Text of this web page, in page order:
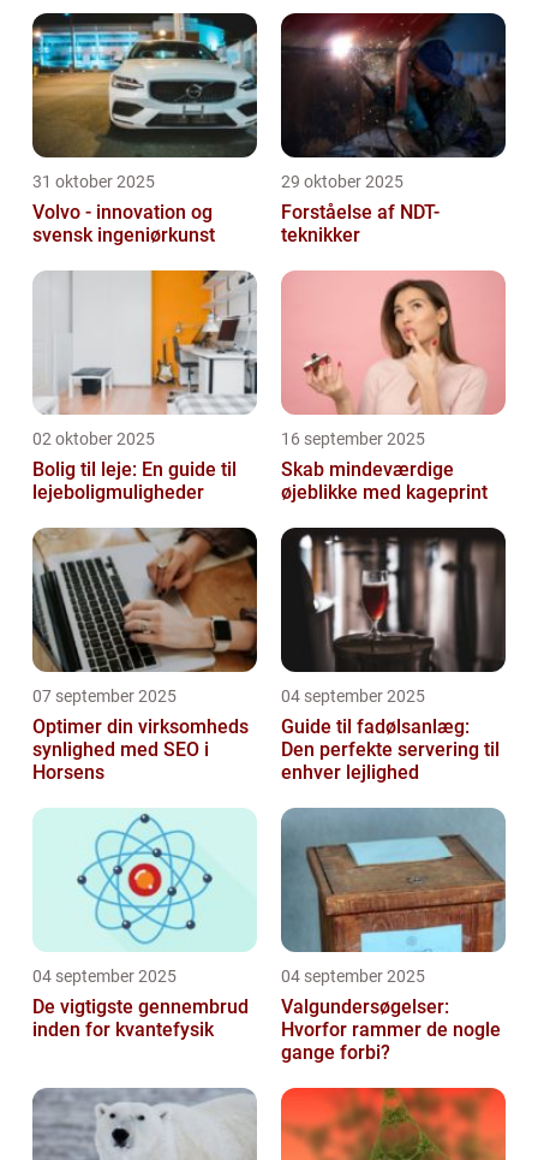
31 oktober 2025
Volvo - innovation og
svensk ingeniørkunst
29 oktober 2025
Forståelse af NDT-
teknikker
02 oktober 2025
Bolig til leje: En guide til
lejeboligmuligheder
16 september 2025
Skab mindeværdige
øjeblikke med kageprint
07 september 2025
Optimer din virksomheds
synlighed med SEO i
Horsens
04 september 2025
Guide til fadølsanlæg:
Den perfekte servering til
enhver lejlighed
04 september 2025
De vigtigste gennembrud
inden for kvantefysik
04 september 2025
Valgundersøgelser:
Hvorfor rammer de nogle
gange forbi?